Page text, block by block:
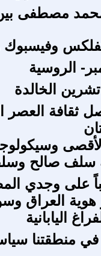
مصطفى بين
وفيسبوك
الخالدة
ثقافة العصر
سلف صالح
على وجدي
العراق
اليابانية
في منطقتنا